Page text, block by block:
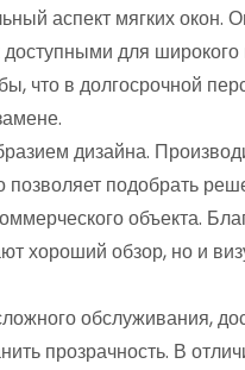
аспект мягких окон.
доступными для
что в долгосрочной
дизайна.
позволяет подобрать
объекта.
хороший обзор, но и
обслуживания,
прозрачность. В